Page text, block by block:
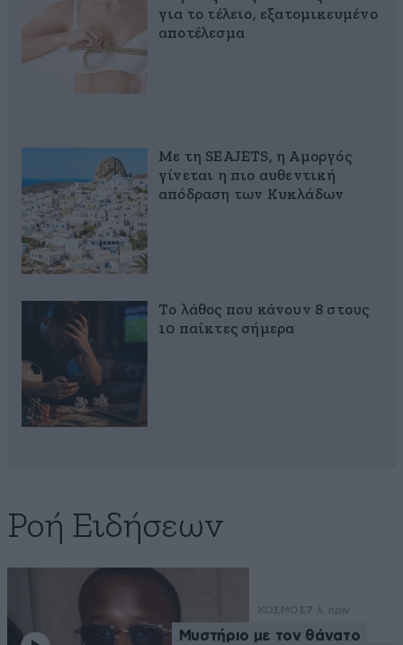
για το τέλειο, εξατομικευμένο
αποτέλεσμα
Με τη SEAJETS, η Αμοργός
γίνεται η πιο αυθεντική
απόδραση των Κυκλάδων
Το λάθος που κάνουν 8 στους
10 παίκτες σήμερα
Ροή Ειδήσεων
ΚΟΣΜΟΣ7 λ. πριν
Μυστήριο με τον θάνατο